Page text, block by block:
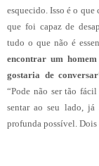
esquecido. Isso é o que
que foi capaz de
tudo o que não é
encontrar um
gostaria de conversar
“Pode não ser tão
sentar ao seu lado, já
profunda possível. Dois